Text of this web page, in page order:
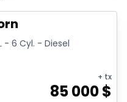
- 6 Cyl. - Diesel
+ tx
85 000$